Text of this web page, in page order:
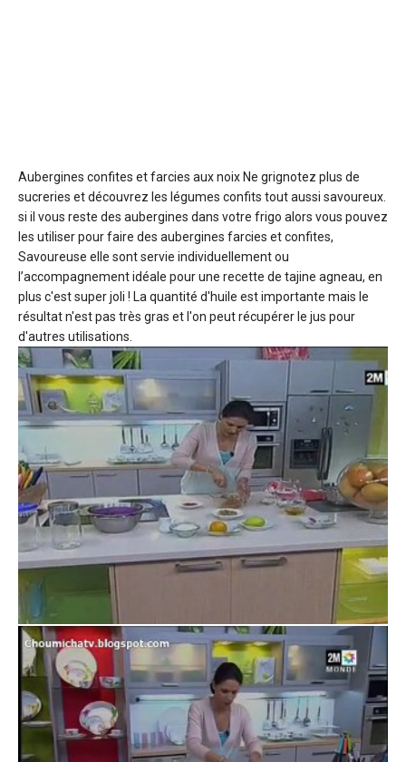
Aubergines confites et farcies aux noix Ne grignotez plus de
sucreries et découvrez les légumes confits tout aussi savoureux.
si il vous reste des aubergines dans votre frigo alors vous pouvez
les utiliser pour faire des aubergines farcies et confites,
Savoureuse elle sont servie individuellement ou
l’accompagnement idéale pour une recette de tajine agneau, en
plus c'est super joli ! La quantité d'huile est importante mais le
résultat n'est pas très gras et l'on peut récupérer le jus pour
d'autres utilisations.